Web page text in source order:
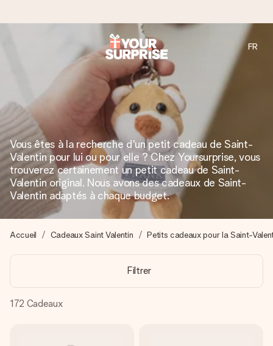
Commandé ce jour, expédié sous 24h
Nous préparons votre cadeau avec attention et l’envoyons
en un éclair – pour que vous puissiez l’offrir au bon moment,
quand cela compte le plus.
4,8 (sur la base de +15 000 avis)
Nos cadeaux sont appréciés. Les clients nous attribuent
une note de 4,8 sur Google Reviews (total de tous les
pays où nous sommes présents).
Carte de vœux gratuite
Créez quelque chose d’unique en quelques étapes – avec
son prénom, votre photo ou un message qui touche le cœur.
Sans complications, juste tout l’amour pour le moment idéal.
FR
Vous êtes à la recherche d'un petit cadeau de Saint-
Valentin pour lui ou pour elle ? Chez Yoursurprise, vous
trouverez certainement un petit cadeau de Saint-
Valentin original. Nous avons des cadeaux de Saint-
Valentin adaptés à chaque budget.
Accueil Cadeaux Saint Valentin Petits cadeaux pour la Saint-
Filtrer
172 Cadeaux